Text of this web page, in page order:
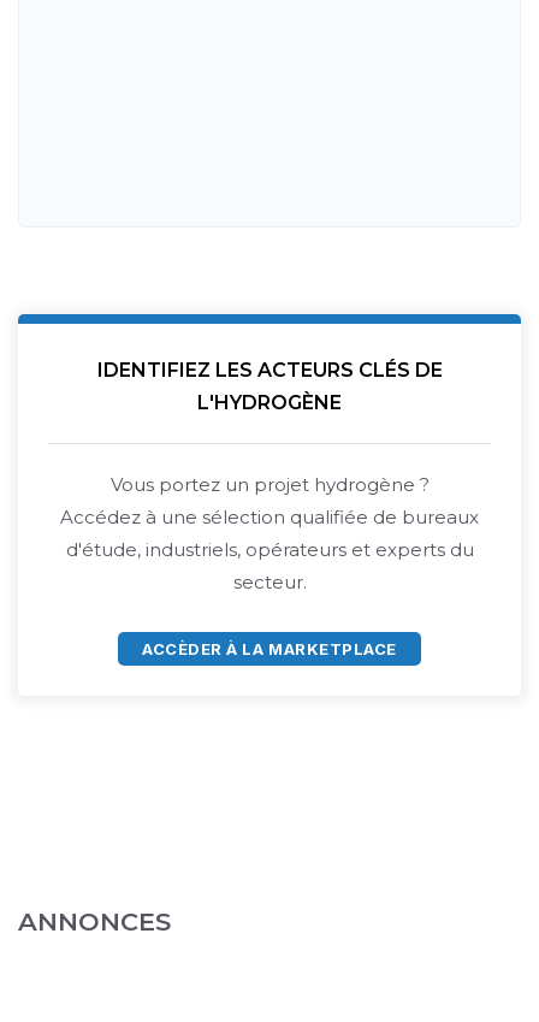
IDENTIFIEZ LES ACTEURS CLÉS DE
L'HYDROGÈNE
Vous portez un projet hydrogène ?
Accédez à une sélection qualifiée de bureaux
d'étude, industriels, opérateurs et experts du
secteur.
ACCÈDER À LA MARKETPLACE
ANNONCES